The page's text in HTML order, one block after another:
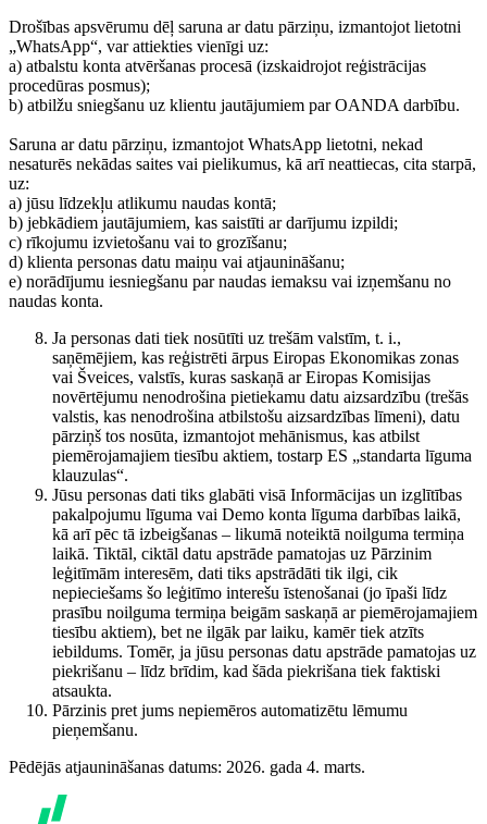
Drošības apsvērumu dēļ saruna ar datu pārziņu, izmantojot lietotni
„WhatsApp“, var attiekties vienīgi uz:
a) atbalstu konta atvēršanas procesā (izskaidrojot reģistrācijas
procedūras posmus);
b) atbilžu sniegšanu uz klientu jautājumiem par OANDA darbību.
Saruna ar datu pārziņu, izmantojot WhatsApp lietotni, nekad
nesaturēs nekādas saites vai pielikumus, kā arī neattiecas, cita starpā,
uz:
a) jūsu līdzekļu atlikumu naudas kontā;
b) jebkādiem jautājumiem, kas saistīti ar darījumu izpildi;
c) rīkojumu izvietošanu vai to grozīšanu;
d) klienta personas datu maiņu vai atjaunināšanu;
e) norādījumu iesniegšanu par naudas iemaksu vai izņemšanu no
naudas konta.
Ja personas dati tiek nosūtīti uz trešām valstīm, t. i.,
saņēmējiem, kas reģistrēti ārpus Eiropas Ekonomikas zonas
vai Šveices, valstīs, kuras saskaņā ar Eiropas Komisijas
novērtējumu nenodrošina pietiekamu datu aizsardzību (trešās
valstis, kas nenodrošina atbilstošu aizsardzības līmeni), datu
pārziņš tos nosūta, izmantojot mehānismus, kas atbilst
piemērojamajiem tiesību aktiem, tostarp ES „standarta līguma
klauzulas“.
Jūsu personas dati tiks glabāti visā Informācijas un izglītības
pakalpojumu līguma vai Demo konta līguma darbības laikā,
kā arī pēc tā izbeigšanas – likumā noteiktā noilguma termiņa
laikā. Tiktāl, ciktāl datu apstrāde pamatojas uz Pārzinim
leģitīmām interesēm, dati tiks apstrādāti tik ilgi, cik
nepieciešams šo leģitīmo interešu īstenošanai (jo īpaši līdz
prasību noilguma termiņa beigām saskaņā ar piemērojamajiem
tiesību aktiem), bet ne ilgāk par laiku, kamēr tiek atzīts
iebildums. Tomēr, ja jūsu personas datu apstrāde pamatojas uz
piekrišanu – līdz brīdim, kad šāda piekrišana tiek faktiski
atsaukta.
Pārzinis pret jums nepiemēros automatizētu lēmumu
pieņemšanu.
Pēdējās atjaunināšanas datums: 2026. gada 4. marts.